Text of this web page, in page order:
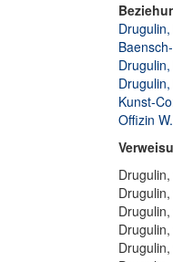
Kunst-
Offizin